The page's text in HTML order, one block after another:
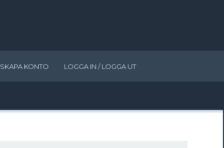
SKAPA KONTO LOGGA IN / LOGGA UT